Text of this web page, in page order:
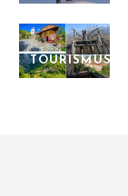
TOURISMUS